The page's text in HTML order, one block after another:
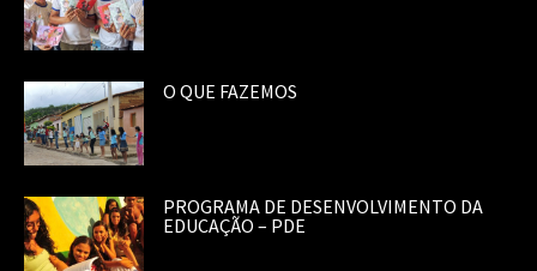
O QUE FAZEMOS
PROGRAMA DE DESENVOLVIMENTO DA
EDUCAÇÃO – PDE